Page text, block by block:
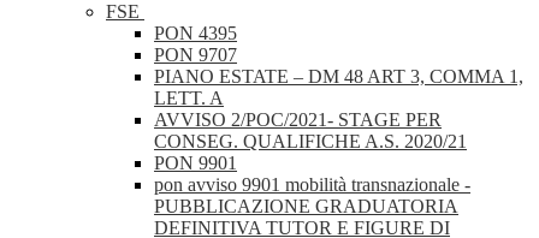
FSE
PON 4395
PON 9707
PIANO ESTATE – DM 48 ART 3, COMMA 1,
LETT. A
AVVISO 2/POC/2021- STAGE PER
CONSEG. QUALIFICHE A.S. 2020/21
PON 9901
pon avviso 9901 mobilità transnazionale -
PUBBLICAZIONE GRADUATORIA
DEFINITIVA TUTOR E FIGURE DI